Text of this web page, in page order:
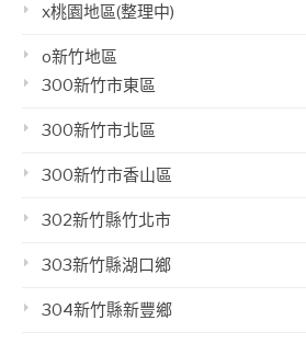
x桃園地區(整理中)
o新竹地區
300新竹市東區
300新竹市北區
300新竹市香山區
302新竹縣竹北市
303新竹縣湖口鄉
304新竹縣新豐鄉